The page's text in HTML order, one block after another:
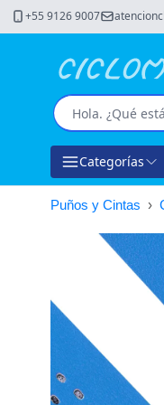
+55 9126 9007
Categorías
Puños y Cintas ›